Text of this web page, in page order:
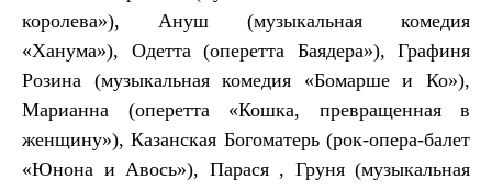
королева»), Ануш (музыкальная комедия
«Ханума»), Одетта (оперетта Баядера»), Графиня
Розина (музыкальная комедия «Бомарше и Ко»),
Марианна (оперетта «Кошка, превращенная в
женщину»), Казанская Богоматерь (рок-опера-балет
«Юнона и Авось»), Парася , Груня (музыкальная